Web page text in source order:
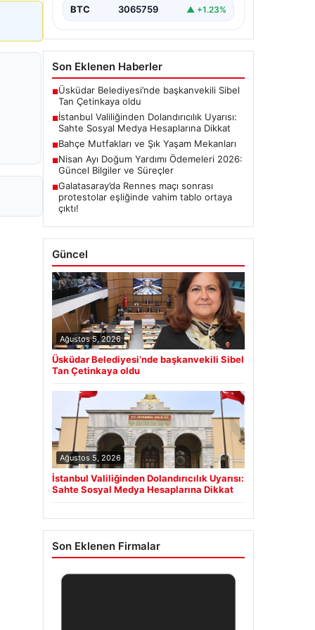
BTC 3065759 ▲ +1.23%
Son Eklenen Haberler
■Üsküdar Belediyesi’nde başkanvekili Sibel
Tan Çetinkaya oldu
■İstanbul Valiliğinden Dolandırıcılık Uyarısı:
Sahte Sosyal Medya Hesaplarına Dikkat
■Bahçe Mutfakları ve Şık Yaşam Mekanları
■Nisan Ayı Doğum Yardımı Ödemeleri 2026:
Güncel Bilgiler ve Süreçler
■Galatasaray’da Rennes maçı sonrası
protestolar eşliğinde vahim tablo ortaya
çıktı!
Güncel
Ağustos 5, 2026
Üsküdar Belediyesi’nde başkanvekili Sibel
Tan Çetinkaya oldu
Ağustos 5, 2026
İstanbul Valiliğinden Dolandırıcılık Uyarısı:
Sahte Sosyal Medya Hesaplarına Dikkat
Son Eklenen Firmalar